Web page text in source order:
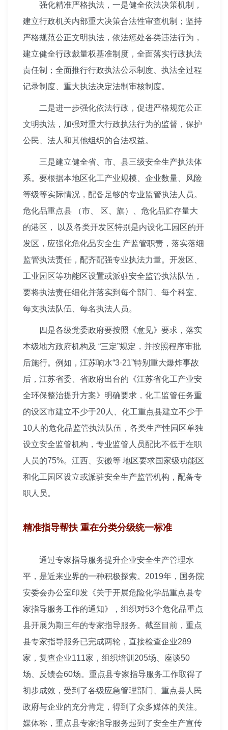
强化精准严格执法，一是健全依法决策机制，
建立行政机关内部重大决策合法性审查机制；坚持
严格规范公正文明执法，依法惩处各类违法行为，
建立健全行政裁量权基准制度，全面落实行政执法
责任制；全面推行行政执法公示制度、执法全过程
记录制度、重大执法决定法制审核制度。
二是进一步强化依法行政，促进严格规范公正
文明执法，加强对重大行政执法行为的监督，保护
公民、法人和其他组织的合法权益。
三是建立健全省、市、县三级安全生产执法体
系。要根据本地区化工产业规模、企业数量、风险
等级等实际情况，配备足够的专业监管执法人员。
危化品重点县 （市、 区、旗）、危化品贮存量大
的港区， 以及各类开发区特别是内设化工园区的开
发区，应强化危化品安全生 产监管职责，落实落细
监管执法责任，配齐配强专业执法力量。开发区、
工业园区等功能区设置或派驻安全监管执法队伍，
要将执法责任细化并落实到每个部门、每个科室、
每支执法队伍、每名执法人员。
四是各级党委政府要按照《意见》要求，落实
本级地方政府机构及 “三定”规定，并按照程序审批
后施行。例如，江苏响水“3·21”特别重大爆炸事故
后，江苏省委、省政府出台的《江苏省化工产业安
全环保整治提升方案》明确要求，化工监管任务重
的设区市建立不少于20人、化工重点县建立不少于
10人的危化品监管执法队伍，各类生产性园区单独
设立安全监管机构，专业监管人员配比不低于在职
人员的75%。江西、安徽等 地区要求国家级功能区
和化工园区设立或派驻安全生产监管机构，配备专
职人员。
精准指导帮扶 重在分类分级统一标准
通过专家指导服务提升企业安全生产管理水
平，是近来业界的一种积极探索。2019年，国务院
安委会办公室印发《关于开展危险化学品重点县专
家指导服务工作的通知》，组织对53个危化品重点
县开展为期三年的专家指导服务。截至目前，重点
县专家指导服务已完成两轮，直接检查企业289
家，复查企业111家，组织培训205场、座谈50
场、反馈会60场。重点县专家指导服务工作取得了
初步成效，受到了各级应急管理部门、重点县人民
政府与企业的充分肯定，得到了众多媒体的关注。
媒体称，重点县专家指导服务起到了安全生产宣传